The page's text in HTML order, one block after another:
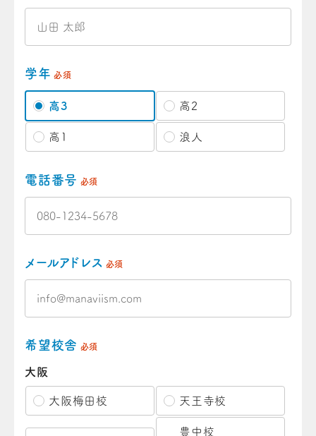
学年 必須
高3 高2
高1 浪人
電話番号 必須
メールアドレス 必須
希望校舎 必須
大阪
大阪梅田校 天王寺校
豊中校